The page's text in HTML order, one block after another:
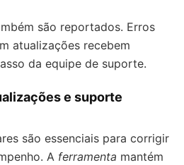
são reportados. Erros
atualizações recebem
da equipe de suporte.
e suporte
são essenciais para corrigir
A ferramenta mantém